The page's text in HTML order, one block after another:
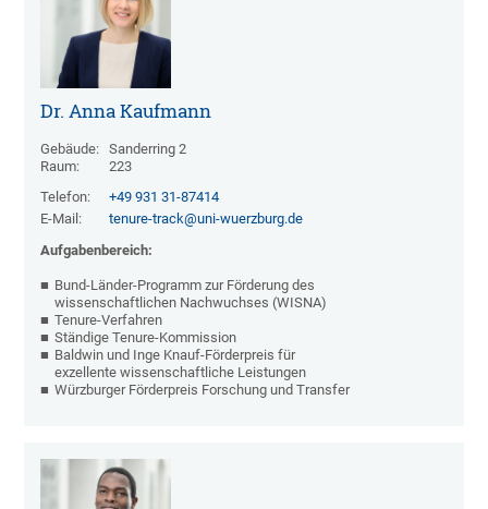
Dr. Anna Kaufmann
Gebäude: Sanderring 2
Raum:
223
Telefon:
+49 931 31-87414
E-Mail:
tenure-track@uni-wuerzburg.de
Aufgabenbereich:
Bund-Länder-Programm zur Förderung des
wissenschaftlichen Nachwuchses (WISNA)
Tenure-Verfahren
Ständige Tenure-Kommission
Baldwin und Inge Knauf-Förderpreis für
exzellente wissenschaftliche Leistungen
Würzburger Förderpreis Forschung und Transfer